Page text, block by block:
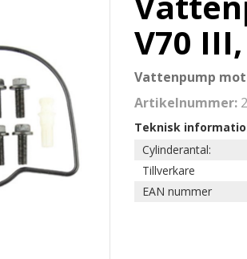
V70 III,
Vattenpump
Artikelnummer:
Teknisk
Cylinderantal:
Tillverkare
EAN nummer